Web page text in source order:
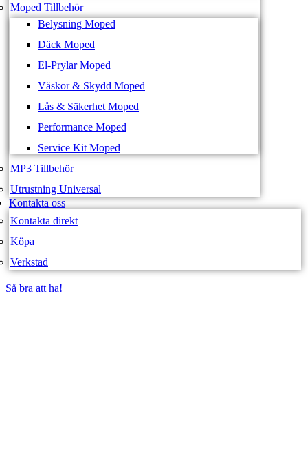
Moped Tillbehör
Belysning Moped
Däck Moped
El-Prylar Moped
Väskor & Skydd Moped
Lås & Säkerhet Moped
Performance Moped
Service Kit Moped
MP3 Tillbehör
Utrustning Universal
Kontakta oss
Kontakta direkt
Köpa
Verkstad
Så bra att ha!